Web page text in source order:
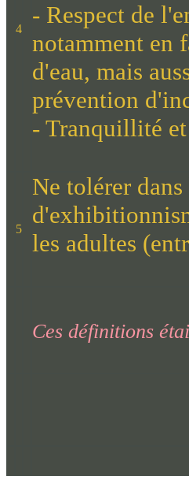
4
- Respect de
notamment en
d'eau, mais
prévention
- Tranquillité et
5
Ne tolérer
les adultes
Ces définitions